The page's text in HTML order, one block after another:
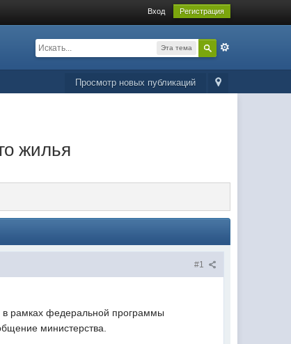
Вход Регистрация
Эта тема
Просмотр новых публикаций
жилья
#1
в рамках федеральной программы
министерства.